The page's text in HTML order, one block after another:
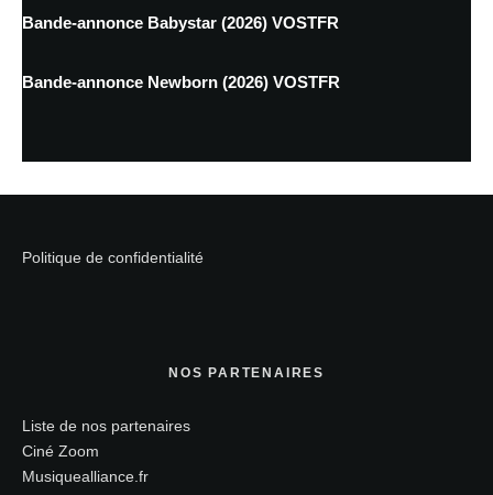
Bande-annonce Babystar (2026) VOSTFR
Bande-annonce Newborn (2026) VOSTFR
Politique de confidentialité
NOS PARTENAIRES
Liste de nos partenaires
Ciné Zoom
Musiquealliance.fr